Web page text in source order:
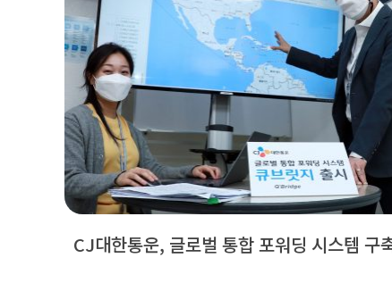
CJ대한통운, 글로벌 통합 포워딩 시스템 구